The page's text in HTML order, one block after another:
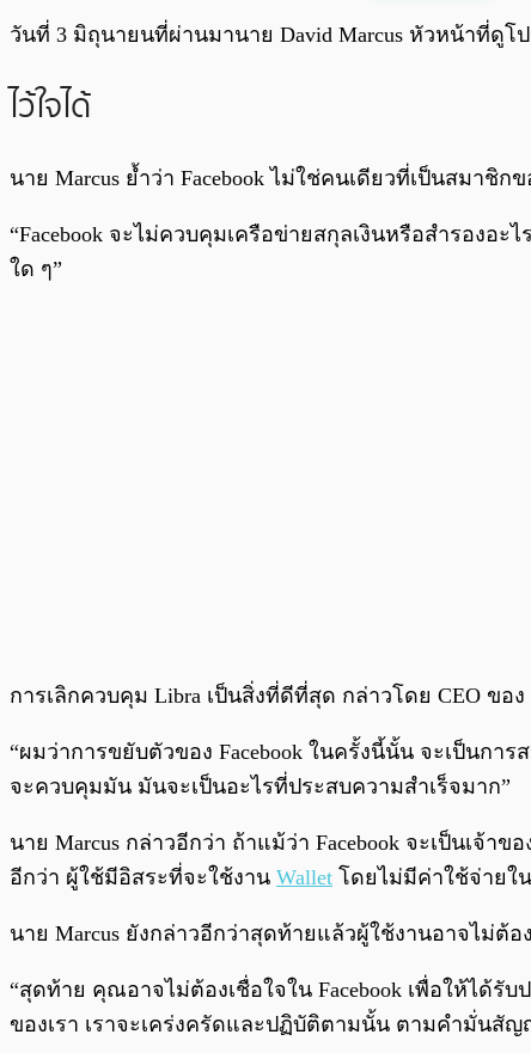
พร้อมเล่น
วันที่ 3 มิถุนายนที่ผ่านมานาย David Marcus หัวหน้าที่ดูโป
ไว้ใจได้
นาย Marcus ย้ำว่า Facebook ไม่ใช่คนเดียวที่เป็นสมาชิ
“Facebook จะไม่ควบคุมเครือข่ายสกุลเงินหรือสำรองอะ
ใด ๆ”
การเลิกควบคุม Libra เป็นสิ่งที่ดีที่สุด กล่าวโดย CEO ของ
“ผมว่าการขยับตัวของ Facebook ในครั้งนี้นั้น จะเป็นก
จะควบคุมมัน มันจะเป็นอะไรที่ประสบความสำเร็จมาก”
นาย Marcus กล่าวอีกว่า ถ้าแม้ว่า Facebook จะเป็นเจ้า
อีกว่า ผู้ใช้มีอิสระที่จะใช้งาน Wallet โดยไม่มีค่าใช้จ่ายใ
นาย Marcus ยังกล่าวอีกว่าสุดท้ายแล้วผู้ใช้งานอาจไม่ต้อ
“สุดท้าย คุณอาจไม่ต้องเชื่อใจใน Facebook เพื่อให้ได้รั
ของเรา เราจะเคร่งครัดและปฏิบัติตามนั้น ตามคำมั่นสั